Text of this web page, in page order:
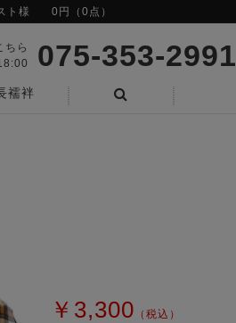
ト様 0円（0点）
ちら
075-353-2991
襦袢
￥3,300 （税込）